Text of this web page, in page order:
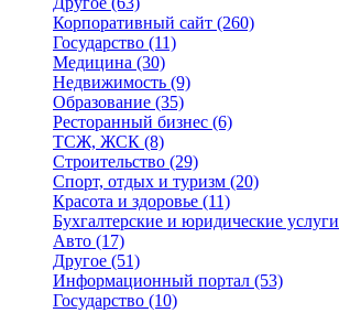
Корпоративный сайт (260)
Государство (11)
Медицина (30)
Недвижимость (9)
Образование (35)
Ресторанный бизнес (6)
ТСЖ, ЖСК (8)
Строительство (29)
Спорт, отдых и туризм (20)
Красота и здоровье (11)
Бухгалтерские и юридические услуги
Авто (17)
Другое (51)
Информационный портал (53)
Государство (10)